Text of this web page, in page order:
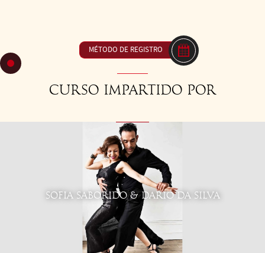
MÉTODO DE REGISTRO
Curso impartido por
SOFIA SABORIDO & DARIO DA SILVA